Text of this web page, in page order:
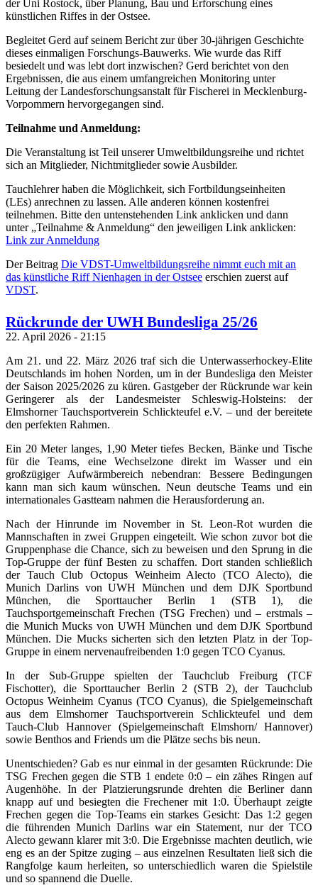
der Uni Rostock, über Planung, Bau und Erforschung eines
künstlichen Riffes in der Ostsee.
Begleitet Gerd auf seinem Bericht zur über 30-jährigen Geschichte
dieses einmaligen Forschungs-Bauwerks. Wie wurde das Riff
besiedelt und was lebt dort inzwischen? Gerd berichtet von den
Ergebnissen, die aus einem umfangreichen Monitoring unter
Leitung der Landesforschungsanstalt für Fischerei in Mecklenburg-
Vorpommern hervorgegangen sind.
Teilnahme und Anmeldung:
Die Veranstaltung ist Teil unserer Umweltbildungsreihe und richtet
sich an Mitglieder, Nichtmitglieder sowie Ausbilder.
Tauchlehrer haben die Möglichkeit, sich Fortbildungseinheiten
(LEs) anrechnen zu lassen. Alle anderen können kostenfrei
teilnehmen. Bitte den untenstehenden Link anklicken und dann
unter „Teilnahme & Anmeldung“ den jeweiligen Link anklicken:
Link zur Anmeldung
Der Beitrag Die VDST-Umweltbildungsreihe nimmt euch mit an
das künstliche Riff Nienhagen in der Ostsee erschien zuerst auf
VDST.
Rückrunde der UWH Bundesliga 25/26
22. April 2026 - 21:15
Am 21. und 22. März 2026 traf sich die Unterwasserhockey-Elite
Deutschlands im hohen Norden, um in der Bundesliga den Meister
der Saison 2025/2026 zu küren. Gastgeber der Rückrunde war kein
Geringerer als der Landesmeister Schleswig-Holsteins: der
Elmshorner Tauchsportverein Schlickteufel e.V. – und der bereitete
den perfekten Rahmen.
Ein 20 Meter langes, 1,90 Meter tiefes Becken, Bänke und Tische
für die Teams, eine Wechselzone direkt im Wasser und ein
großzügiger Aufwärmbereich nebendran: Bessere Bedingungen
kann man sich kaum wünschen. Neun deutsche Teams und ein
internationales Gastteam nahmen die Herausforderung an.
Nach der Hinrunde im November in St. Leon-Rot wurden die
Mannschaften in zwei Gruppen eingeteilt. Wie schon zuvor bot die
Gruppenphase die Chance, sich zu beweisen und den Sprung in die
Top-Gruppe der fünf Besten zu schaffen. Dort standen schließlich
der Tauch Club Octopus Weinheim Alecto (TCO Alecto), die
Munich Darlins von UWH München und dem DJK Sportbund
München, die Sporttaucher Berlin 1 (STB 1), die
Tauchsportgemeinschaft Frechen (TSG Frechen) und – erstmals –
die Munich Mucks von UWH München und dem DJK Sportbund
München. Die Mucks sicherten sich den letzten Platz in der Top-
Gruppe in einem nervenaufreibenden 1:0 gegen TCO Cyanus.
In der Sub-Gruppe spielten der Tauchclub Freiburg (TCF
Fischotter), die Sporttaucher Berlin 2 (STB 2), der Tauchclub
Octopus Weinheim Cyanus (TCO Cyanus), die Spielgemeinschaft
aus dem Elmshorner Tauchsportverein Schlickteufel und dem
Tauch-Club Hannover (Spielgemeinschaft Elmshorn/ Hannover)
sowie Benthos and Friends um die Plätze sechs bis neun.
Unentschieden? Gab es nur einmal in der gesamten Rückrunde: Die
TSG Frechen gegen die STB 1 endete 0:0 – ein zähes Ringen auf
Augenhöhe. In der Platzierungsrunde drehten die Berliner dann
knapp auf und besiegten die Frechener mit 1:0. Überhaupt zeigte
Frechen gegen die Top-Teams ein starkes Gesicht: Das 1:2 gegen
die führenden Munich Darlins war ein Statement, nur der TCO
Alecto gewann klarer mit 3:0. Die Ergebnisse machten deutlich, wie
eng es an der Spitze zuging – aus einzelnen Resultaten ließ sich die
Rangfolge kaum herleiten, so unterschiedlich waren die Spielstile
und so spannend die Duelle.